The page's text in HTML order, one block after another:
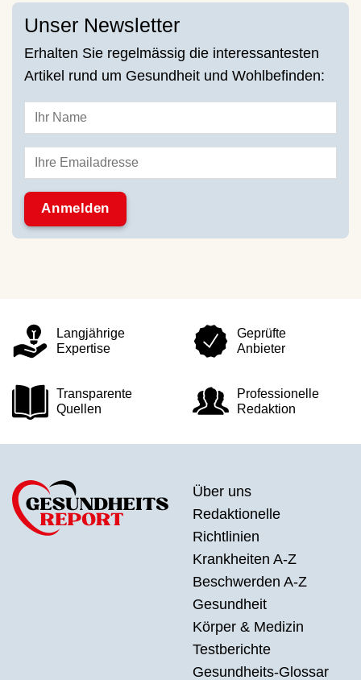
Unser Newsletter
Erhalten Sie regelmässig die interessantesten
Artikel rund um Gesundheit und Wohlbefinden:
Langjährige
Expertise
Geprüfte
Anbieter
Transparente
Quellen
Professionelle
Redaktion
Über uns
Redaktionelle
Richtlinien
Krankheiten A-Z
Beschwerden A-Z
Gesundheit
Körper & Medizin
Testberichte
Gesundheits-Glossar